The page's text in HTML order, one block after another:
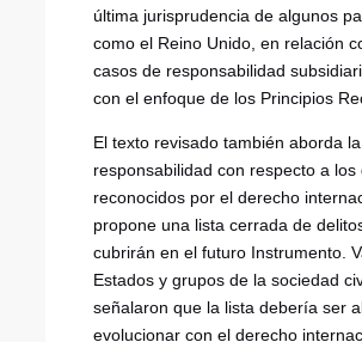
última jurisprudencia de algunos
como el Reino Unido, en relación
casos de responsabilidad
con el enfoque de los Principios
El texto revisado también aborda la
responsabilidad con respecto a los
reconocidos por el derecho
propone una lista cerrada de
cubrirán en el futuro Instrumento.
Estados y grupos de la sociedad
señalaron que la lista debería ser
evolucionar con el derecho